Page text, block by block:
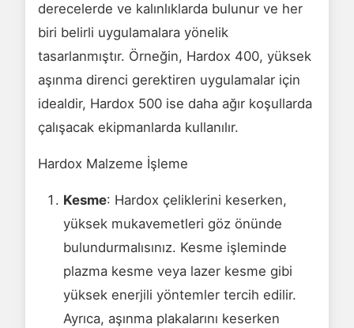
derecelerde ve kalınlıklarda bulunur ve her
biri belirli uygulamalara yönelik
tasarlanmıştır. Örneğin, Hardox 400, yüksek
aşınma direnci gerektiren uygulamalar için
idealdir, Hardox 500 ise daha ağır koşullarda
çalışacak ekipmanlarda kullanılır.
Hardox Malzeme İşleme
Kesme: Hardox çeliklerini keserken,
yüksek mukavemetleri göz önünde
bulundurmalısınız. Kesme işleminde
plazma kesme veya lazer kesme gibi
yüksek enerjili yöntemler tercih edilir.
Ayrıca, aşınma plakalarını keserken